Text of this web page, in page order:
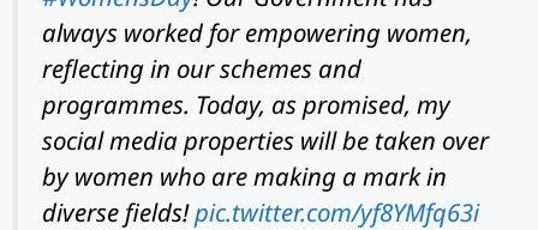
always worked for empowering women,
reflecting in our schemes and
programmes. Today, as promised, my
social media properties will be taken over
by women who are making a mark in
diverse fields!pic.twitter.com/yf8YMfq63i